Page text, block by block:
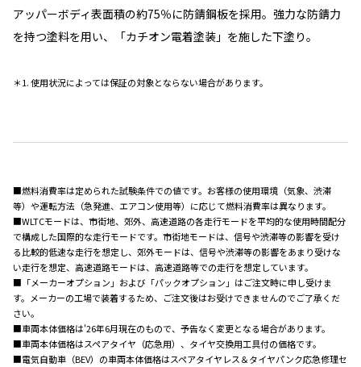
アッパーボディ表面積の約75％に防錆鋼板を採用。強力な防錆力
を持つ塗料を用い、「カチオン電着塗装」を施した下塗り。
＊1. 使用状況によっては保証の対象とならない場合があります。
■燃料消費率は定められた試験条件での値です。お客様の使用環境（気象、渋滞
等）や運転方法（急発進、エアコン使用等）に応じて燃料消費率は異なります。
■WLTCモードは、市街地、郊外、高速道路の各走行モードを平均的な使用時間配分
で構成した国際的な走行モードです。市街地モードは、信号や渋滞等の影響を受け
る比較的低速な走行を想定し、郊外モードは、信号や渋滞等の影響をあまり受けな
い走行を想定、高速道路モードは、高速道路等での走行を想定しています。
■「メーカーオプション」および「パックオプション」はご注文時に申し受けま
す。メーカーの工場で装着するため、ご注文後はお受けできませんのでご了承くだ
さい。
■車両本体価格は'26年6月現在のもので、予告なく変更となる場合があります。
■車両本体価格はスペアタイヤ（応急用）、タイヤ交換用工具付の価格です。
■電気自動車（BEV）の車両本体価格はスペアタイヤレス＆タイヤパンク応急修理セ